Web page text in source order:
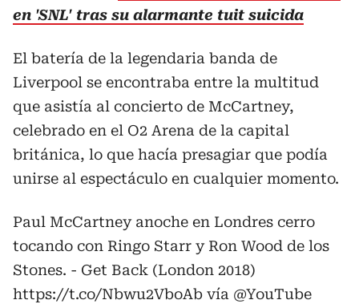
en 'SNL' tras su alarmante tuit suicida
El batería de la legendaria banda de
Liverpool se encontraba entre la multitud
que asistía al concierto de McCartney,
celebrado en el O2 Arena de la capital
británica, lo que hacía presagiar que podía
unirse al espectáculo en cualquier momento.
Paul McCartney anoche en Londres cerro
tocando con Ringo Starr y Ron Wood de los
Stones. - Get Back (London 2018)
https://t.co/Nbwu2VboAb vía @YouTube